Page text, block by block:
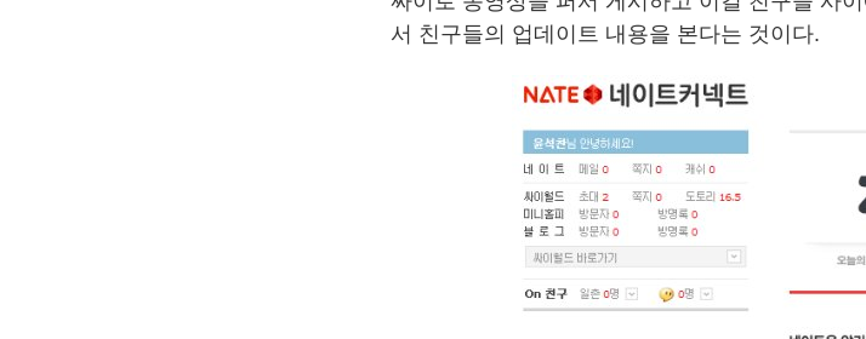
서 친구들의 업데이트 내용을 본다는 것이다.